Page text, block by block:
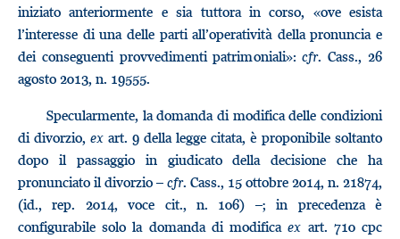
iniziato anteriormente e sia tuttora in corso, «ove esista
l’interesse di una delle parti all’operatività della pronuncia e
dei conseguenti provvedimenti patrimoniali»:cfr. Cass., 26
agosto 2013, n. 19555.
Specularmente, la domanda di modifica delle condizioni
di divorzio, ex art. 9 della legge citata, è proponibile soltanto
dopo il passaggio in giudicato della decisione che ha
pronunciato il divorzio – cfr. Cass., 15 ottobre 2014, n. 21874,
(id., rep. 2014, voce cit., n. 106) –; in precedenza è
configurabile solo la domanda di modificaex art. 710 cpc